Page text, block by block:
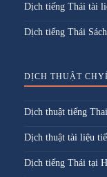
Dịch tiếng Thái tài
Dịch tiếng Thái
DỊCH THUẬT
Dịch thuật tiếng
Dịch thuật tài liệu
Dịch tiếng Thái tại